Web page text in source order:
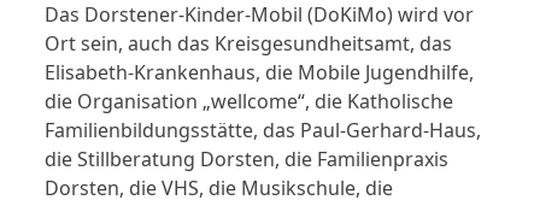
Das Dorstener-Kinder-Mobil (DoKiMo) wird vor
Ort sein, auch das Kreisgesundheitsamt, das
Elisabeth-Krankenhaus, die Mobile Jugendhilfe,
die Organisation „wellcome“, die Katholische
Familienbildungsstätte, das Paul-Gerhard-Haus,
die Stillberatung Dorsten, die Familienpraxis
Dorsten, die VHS, die Musikschule, die